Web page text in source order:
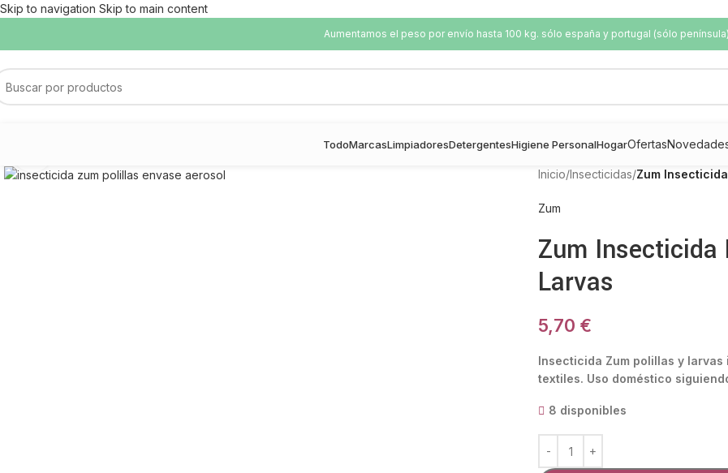
Skip to navigation Skip to main content
Aumentamos el peso por envío hasta 100 kg. sólo españa y portugal (sólo península)
TodoMarcasLimpiadoresDetergentesHigiene PersonalHogarOfertas
Inicio/Insecticidas/Zum
Zum
Zum Insecticida
Larvas
5,70 €
Insecticida Zum polillas y
textiles. Uso doméstico
8 disponibles